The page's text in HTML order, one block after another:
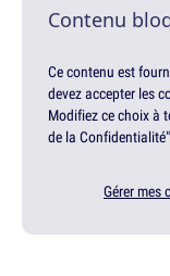
Contenu
Ce contenu est
devez accepter les
Modifiez ce choix à
de la
Gérer mes